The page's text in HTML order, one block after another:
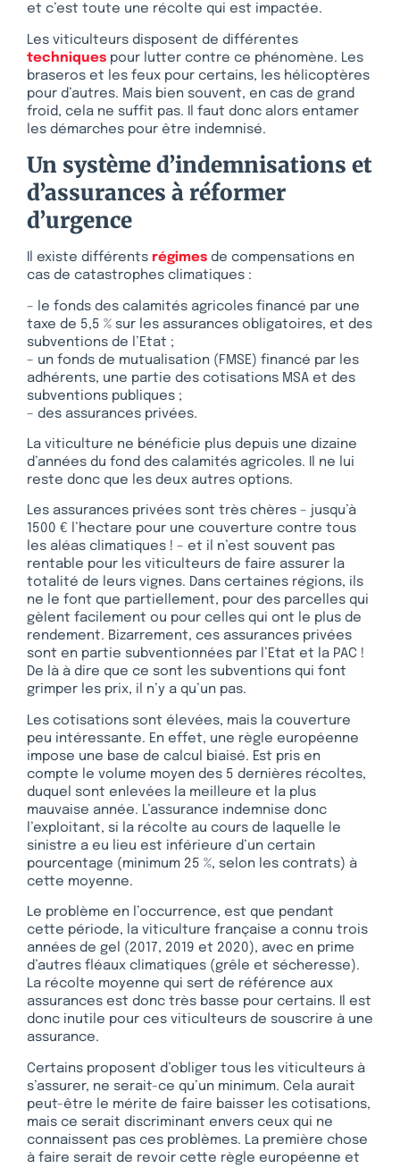
et c’est toute une récolte qui est impactée.
Les viticulteurs disposent de différentes
techniques pour lutter contre ce phénomène. Les
braseros et les feux pour certains, les hélicoptères
pour d’autres. Mais bien souvent, en cas de grand
froid, cela ne suffit pas. Il faut donc alors entamer
les démarches pour être indemnisé.
Un système d’indemnisations et
d’assurances à réformer
d’urgence
Il existe différents régimes de compensations en
cas de catastrophes climatiques :
– le fonds des calamités agricoles financé par une
taxe de 5,5 % sur les assurances obligatoires, et des
subventions de l’Etat ;
– un fonds de mutualisation (FMSE) financé par les
adhérents, une partie des cotisations MSA et des
subventions publiques ;
– des assurances privées.
La viticulture ne bénéficie plus depuis une dizaine
d’années du fond des calamités agricoles. Il ne lui
reste donc que les deux autres options.
Les assurances privées sont très chères – jusqu’à
1500 € l’hectare pour une couverture contre tous
les aléas climatiques ! – et il n’est souvent pas
rentable pour les viticulteurs de faire assurer la
totalité de leurs vignes. Dans certaines régions, ils
ne le font que partiellement, pour des parcelles qui
gèlent facilement ou pour celles qui ont le plus de
rendement. Bizarrement, ces assurances privées
sont en partie subventionnées par l’Etat et la PAC !
De là à dire que ce sont les subventions qui font
grimper les prix, il n’y a qu’un pas.
Les cotisations sont élevées, mais la couverture
peu intéressante. En effet, une règle européenne
impose une base de calcul biaisé. Est pris en
compte le volume moyen des 5 dernières récoltes,
duquel sont enlevées la meilleure et la plus
mauvaise année. L’assurance indemnise donc
l’exploitant, si la récolte au cours de laquelle le
sinistre a eu lieu est inférieure d’un certain
pourcentage (minimum 25 %, selon les contrats) à
cette moyenne.
Le problème en l’occurrence, est que pendant
cette période, la viticulture française a connu trois
années de gel (2017, 2019 et 2020), avec en prime
d’autres fléaux climatiques (grêle et sécheresse).
La récolte moyenne qui sert de référence aux
assurances est donc très basse pour certains. Il est
donc inutile pour ces viticulteurs de souscrire à une
assurance.
Certains proposent d’obliger tous les viticulteurs à
s’assurer, ne serait-ce qu’un minimum. Cela aurait
peut-être le mérite de faire baisser les cotisations,
mais ce serait discriminant envers ceux qui ne
connaissent pas ces problèmes. La première chose
à faire serait de revoir cette règle européenne et